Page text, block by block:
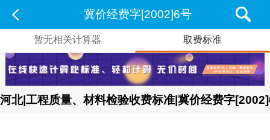
冀价经费字[2002]6号
暂无相关计算器 取费标准
河北|工程质量、材料检验收费标准|冀价经费字